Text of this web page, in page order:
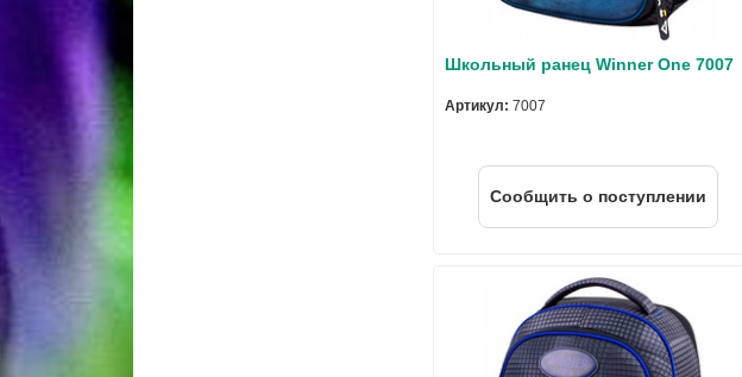
Школьный ранец Winner One 7007
Артикул: 7007
Cообщить о поступлении